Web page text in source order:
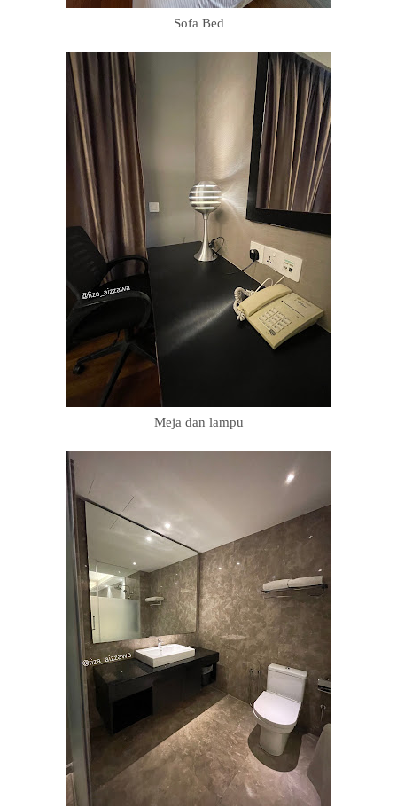
Sofa Bed
Meja dan lampu